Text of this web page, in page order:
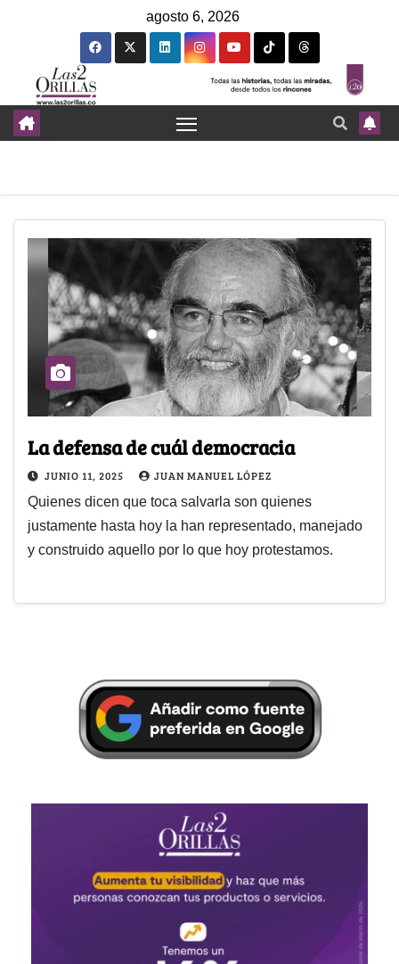
agosto 6, 2026
La defensa de cuál democracia
JUNIO 11, 2025 JUAN MANUEL LÓPEZ
Quienes dicen que toca salvarla son quienes
justamente hasta hoy la han representado, manejado
y construido aquello por lo que hoy protestamos.